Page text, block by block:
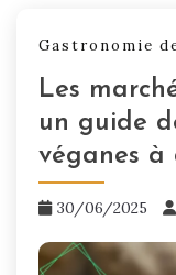
Gastronomie
Les
un guide
véganes à
30/06/2025